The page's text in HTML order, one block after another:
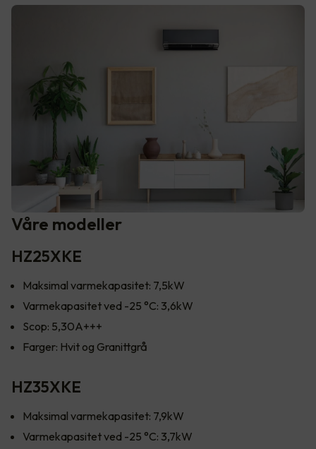
Våre modeller
HZ25XKE
Maksimal varmekapasitet: 7,5kW
Varmekapasitet ved -25 °C: 3,6kW
Scop: 5,30A+++
Farger: Hvit og Granittgrå
HZ35XKE
Maksimal varmekapasitet: 7,9kW
Varmekapasitet ved -25 °C: 3,7kW